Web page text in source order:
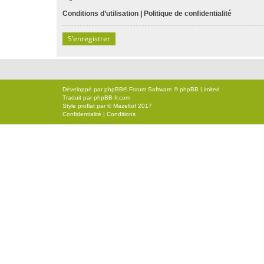
Conditions d’utilisation | Politique de confidentialité
S’enregistrer
Développé parphpBB® Forum Software © phpBB Limited
Traduit parphpBB-fr.com
Style proflat par ©Mazeltof 2017
Confidentialité | Conditions